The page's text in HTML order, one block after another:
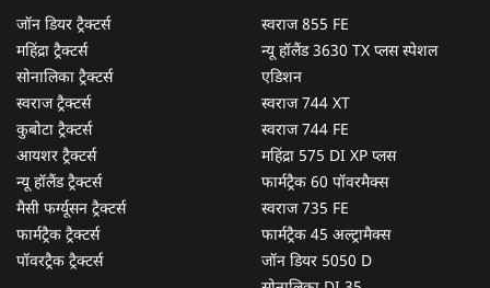
जॉन डियर ट्रैक्टर्स
महिंद्रा ट्रैक्टर्स
सोनालिका ट्रैक्टर्स
स्वराज ट्रैक्टर्स
कुबोटा ट्रैक्टर्स
आयशर ट्रैक्टर्स
न्यू हॉलैंड ट्रैक्टर्स
मैसी फर्ग्यूसन ट्रैक्टर्स
फार्मट्रैक ट्रैक्टर्स
पॉवरट्रैक ट्रैक्टर्स
स्वराज 855 FE
न्यू हॉलैंड 3630 TX प्लस स्पेशल
एडिशन
स्वराज 744 XT
स्वराज 744 FE
महिंद्रा 575 DI XP प्लस
फार्मट्रैक 60 पॉवरमैक्स
स्वराज 735 FE
फार्मट्रैक 45 अल्ट्रामैक्स
जॉन डियर 5050 D